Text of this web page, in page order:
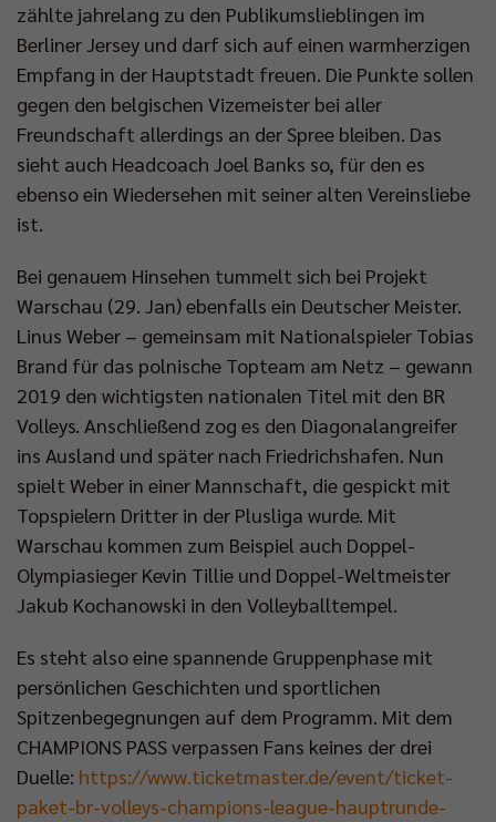
zählte jahrelang zu den Publikumslieblingen im
Berliner Jersey und darf sich auf einen warmherzigen
Empfang in der Hauptstadt freuen. Die Punkte sollen
gegen den belgischen Vizemeister bei aller
Freundschaft allerdings an der Spree bleiben. Das
sieht auch Headcoach Joel Banks so, für den es
ebenso ein Wiedersehen mit seiner alten Vereinsliebe
ist.
Bei genauem Hinsehen tummelt sich bei Projekt
Warschau (29. Jan) ebenfalls ein Deutscher Meister.
Linus Weber – gemeinsam mit Nationalspieler Tobias
Brand für das polnische Topteam am Netz – gewann
2019 den wichtigsten nationalen Titel mit den BR
Volleys. Anschließend zog es den Diagonalangreifer
ins Ausland und später nach Friedrichshafen. Nun
spielt Weber in einer Mannschaft, die gespickt mit
Topspielern Dritter in der Plusliga wurde. Mit
Warschau kommen zum Beispiel auch Doppel-
Olympiasieger Kevin Tillie und Doppel-Weltmeister
Jakub Kochanowski in den Volleyballtempel.
Es steht also eine spannende Gruppenphase mit
persönlichen Geschichten und sportlichen
Spitzenbegegnungen auf dem Programm. Mit dem
CHAMPIONS PASS verpassen Fans keines der drei
Duelle: https://www.ticketmaster.de/event/ticket-
paket-br-volleys-champions-league-hauptrunde-